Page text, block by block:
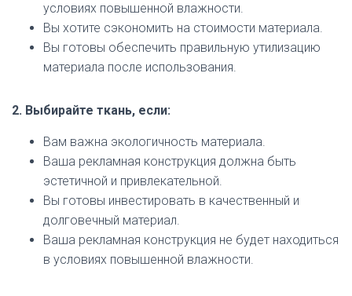
условиях повышенной влажности.
Вы хотите сэкономить на стоимости материала.
Вы готовы обеспечить правильную утилизацию
материала после использования.
2. Выбирайте ткань, если:
Вам важна экологичность материала.
Ваша рекламная конструкция должна быть
эстетичной и привлекательной.
Вы готовы инвестировать в качественный и
долговечный материал.
Ваша рекламная конструкция не будет находиться
в условиях повышенной влажности.